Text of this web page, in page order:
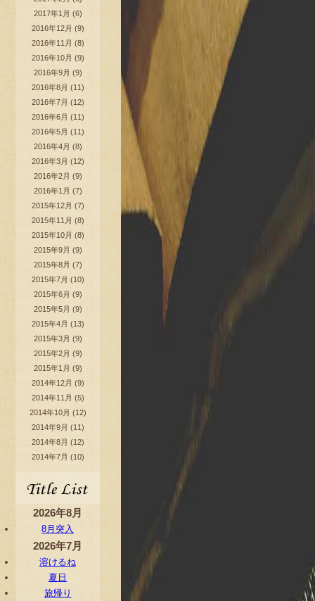
2017年1月 (6)
2016年12月 (9)
2016年11月 (8)
2016年10月 (9)
2016年9月 (9)
2016年8月 (11)
2016年7月 (12)
2016年6月 (11)
2016年5月 (11)
2016年4月 (8)
2016年3月 (12)
2016年2月 (9)
2016年1月 (7)
2015年12月 (7)
2015年11月 (8)
2015年10月 (8)
2015年9月 (9)
2015年8月 (7)
2015年7月 (10)
2015年6月 (9)
2015年5月 (9)
2015年4月 (13)
2015年3月 (9)
2015年2月 (9)
2015年1月 (9)
2014年12月 (9)
2014年11月 (5)
2014年10月 (12)
2014年9月 (11)
2014年8月 (12)
2014年7月 (10)
2026年8月
8月突入
2026年7月
溶けるね
夏日
旅帰り